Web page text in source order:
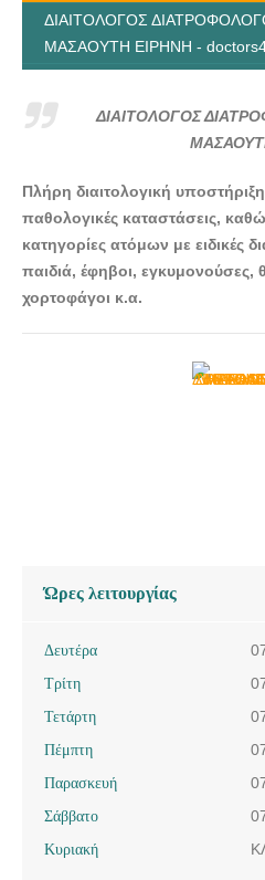
ΔΙΑΙΤΟΛΟΓΟΣ
ΜΑΣΑΟΥΤΗ ΕΙΡΗΝΗ -
ΜΑΣΑΟΥΤΗ ΕΙΡΗΝΗ -
ΔΙΑΙΤΟΛΟΓΟΣ
ΔΙΑΙΤΟΛΟΓΟΣ
Πλήρη διαιτολογική
παθολογικές καταστάσεις,
κατηγορίες ατόμων με ειδικές
παιδιά, έφηβοι, εγκυμονούσες,
χορτοφάγοι κ.α.
Ώρες λειτουργίας
Δευτέρα
Τρίτη
Τετάρτη
Πέμπτη
Παρασκευή
Σάββατο
Κυριακή